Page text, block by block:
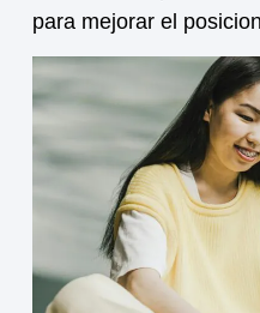
para mejorar el